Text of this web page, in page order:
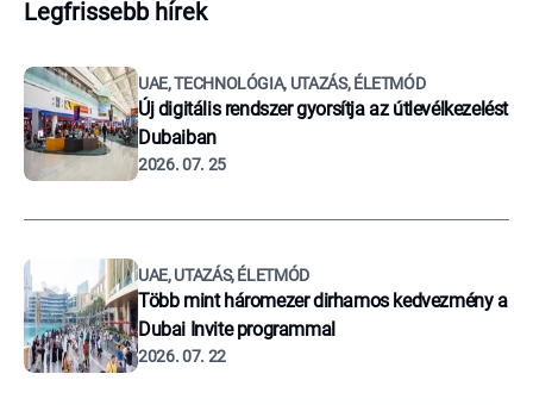
Legfrissebb hírek
UAE, TECHNOLÓGIA, UTAZÁS, ÉLETMÓD
Új digitális rendszer gyorsítja az útlevélkezelést
Dubaiban
2026. 07. 25
UAE, UTAZÁS, ÉLETMÓD
Több mint háromezer dirhamos kedvezmény a
Dubai Invite programmal
2026. 07. 22